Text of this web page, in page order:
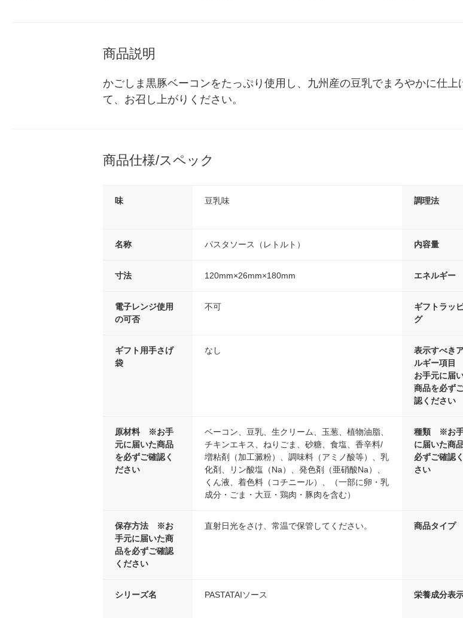
商品説明
かごしま黒豚ベーコンをたっぷり使用し、九州産の豆乳でまろやかに仕
て、お召し上がりください。
商品仕様/スペック
味 豆乳味 調理法
名称 パスタソース（レトルト） 内容量
寸法 120mm×26mm×180mm エネルギー
電子レンジ使用
の可否
不可
ギフトラッ
グ
ギフト用手さげ
袋
なし
表示すべき
ルギー項
お手元に届
商品を必ず
認ください
原材料 ※お手
元に届いた商品
を必ずご確認く
ださい
ベーコン、豆乳、生クリーム、玉葱、植物油脂、
チキンエキス、ねりごま、砂糖、食塩、香辛料/
増粘剤（加工澱粉）、調味料（アミノ酸等）、乳
化剤、リン酸塩（Na）、発色剤（亜硝酸Na）、
くん液、着色料（コチニール）、（一部に卵・乳
成分・ごま・大豆・鶏肉・豚肉を含む）
種類 ※お
に届いた商
必ずご確認
さい
保存方法 ※お
手元に届いた商
品を必ずご確認
ください
直射日光をさけ、常温で保管してください。 商品タイプ
シリーズ名 PASTATAIソース 栄養成分表